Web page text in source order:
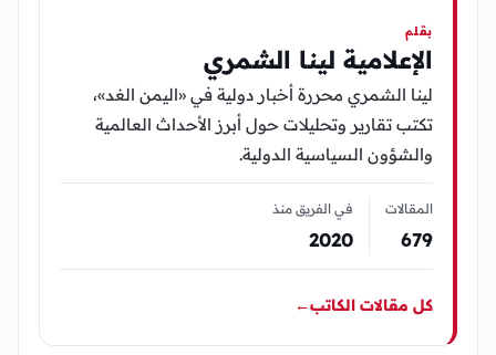
بقلم
الإعلامية لينا الشمري
لينا الشمري محررة أخبار دولية في «اليمن الغد»،
تكتب تقارير وتحليلات حول أبرز الأحداث العالمية
والشؤون السياسية الدولية.
المقالات
679
في الفريق منذ
2020
كل مقالات الكاتب←